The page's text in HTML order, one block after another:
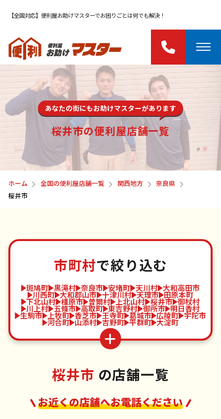
【全国対応】便利屋お助けマスターでお困りごとは何でも解決！
あなたの街にもお助けマスターがあります
桜井市の便利屋店舗一覧
ホーム 全国の便利屋店舗一覧 関西地方
奈良県
桜井市
市町村で絞り込む
斑鳩町 黒滝村 奈良市 安堵町 天川村 大和高田市
川西町 大和郡山市 十津川村 天理市 田原本町
下北山村 橿原市 曽爾村 上北山村 桜井市 御杖村
川上村 五條市 高取町 東吉野村 御所市 明日香村
生駒市 上牧町 香芝市 王寺町 葛城市 広陵町 宇陀市
河合町 山添村 吉野町 平群町 大淀町
桜井市 の店舗一覧
お近くの店舗へお電話ください